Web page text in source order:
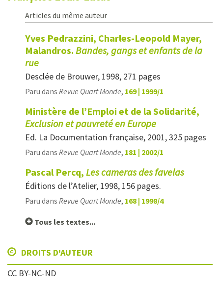
Articles du même auteur
Yves Pedrazzini, Charles-Leopold Mayer,
Malandros. Bandes, gangs et enfants de la
rue
Desclée de Brouwer, 1998, 271 pages
Paru dans Revue Quart Monde, 169 | 1999/1
Ministère de l’Emploi et de la Solidarité,
Exclusion et pauvreté en Europe
Ed. La Documentation française, 2001, 325 pages
Paru dans Revue Quart Monde, 181 | 2002/1
Pascal Percq, Les cameras des favelas
Éditions de l’Atelier, 1998, 156 pages.
Paru dans Revue Quart Monde, 168 | 1998/4
Tous les textes...
DROITS D'AUTEUR
CC BY-NC-ND